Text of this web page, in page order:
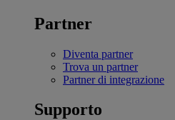
Partner
Diventa partner
Trova un partner
Partner di integrazione
Supporto